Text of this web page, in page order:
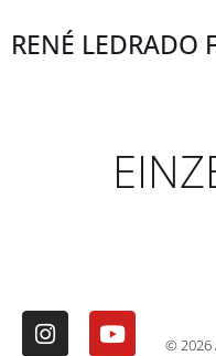
RENÉ LEDRADO
© 2026